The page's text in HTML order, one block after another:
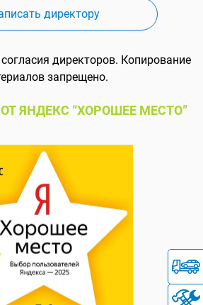
директору
директоров. Копирование
запрещено.
ЯНДЕКС “ХОРОШЕЕ МЕСТО”